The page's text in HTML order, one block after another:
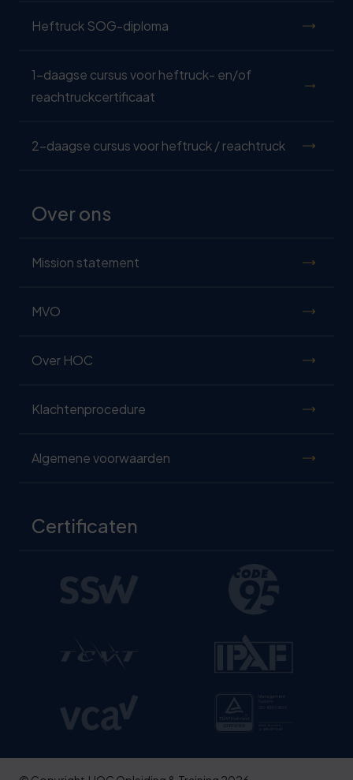
Heftruck SOG-diploma
1-daagse cursus voor heftruck- en/of
reachtruckcertificaat
2-daagse cursus voor heftruck / reachtruck
Over ons
Mission statement
MVO
Over HOC
Klachtenprocedure
Algemene voorwaarden
Certificaten